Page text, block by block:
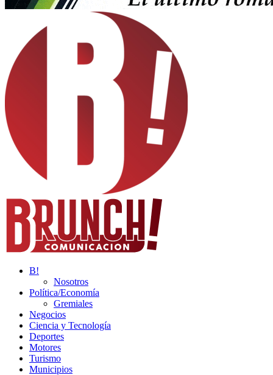
B!
Nosotros
Política/Economía
Gremiales
Negocios
Ciencia y Tecnología
Deportes
Motores
Turismo
Municipios